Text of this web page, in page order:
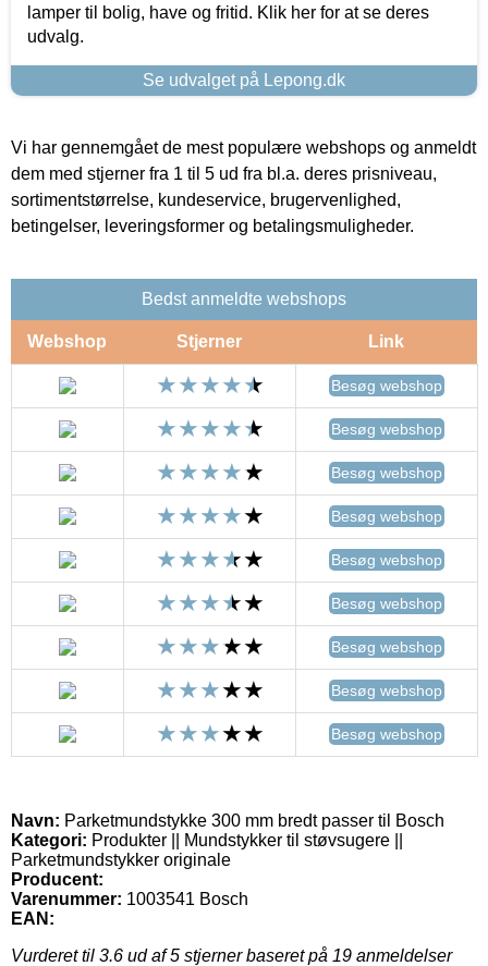
lamper til bolig, have og fritid. Klik her for at se deres
udvalg.
Se udvalget på Lepong.dk
Vi har gennemgået de mest populære webshops og anmeldt
dem med stjerner fra 1 til 5 ud fra bl.a. deres prisniveau,
sortimentstørrelse, kundeservice, brugervenlighed,
betingelser, leveringsformer og betalingsmuligheder.
Bedst anmeldte webshops
Webshop Stjerner Link
Besøg webshop
Besøg webshop
Besøg webshop
Besøg webshop
Besøg webshop
Besøg webshop
Besøg webshop
Besøg webshop
Besøg webshop
Navn: Parketmundstykke 300 mm bredt passer til Bosch
Kategori: Produkter || Mundstykker til støvsugere ||
Parketmundstykker originale
Producent:
Varenummer: 1003541 Bosch
EAN:
Vurderet til 3.6 ud af 5 stjerner baseret på 19 anmeldelser